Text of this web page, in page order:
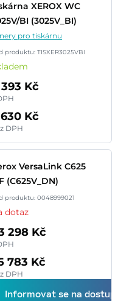
XEROX WC
BI (3025V_BI)
pro tiskárnu
produktu: TISXER3025VBI
Kč
Kč
DPH
VersaLink C625
(C625V_DN)
produktu: 0048999021
dotaz
298 Kč
783 Kč
DPH
Informovat se na